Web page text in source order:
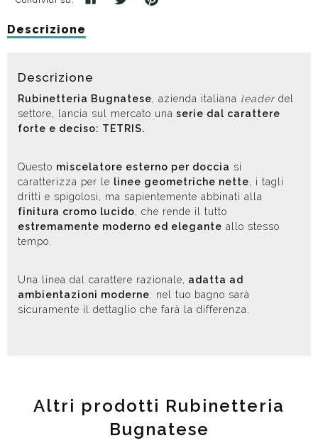
Descrizione
Descrizione
Rubinetteria Bugnatese, azienda italiana leader del
settore, lancia sul mercato una serie dal carattere
forte e deciso: TETRIS.
Questo miscelatore esterno per doccia si
caratterizza per le linee geometriche nette, i tagli
dritti e spigolosi, ma sapientemente abbinati alla
finitura cromo lucido, che rende il tutto
estremamente moderno ed elegante allo stesso
tempo.
Una linea dal carattere razionale, adatta ad
ambientazioni moderne: nel tuo bagno sarà
sicuramente il dettaglio che farà la differenza.
Altri prodotti Rubinetteria
Bugnatese